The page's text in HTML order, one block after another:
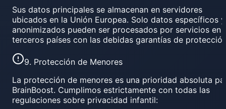
Sus datos principales se almacenan en servidores
ubicados en la Unión Europea. Solo datos específicos y
anonimizados pueden ser procesados por servicios en
terceros países con las debidas garantías de
9. Protección de Menores
La protección de menores es una prioridad absoluta
BrainBoost. Cumplimos estrictamente con todas las
regulaciones sobre privacidad infantil: